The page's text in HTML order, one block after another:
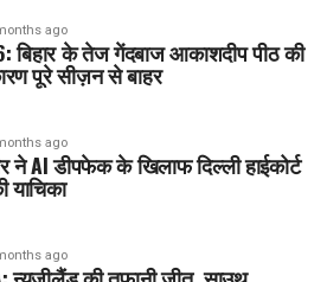
ago
बिहार के तेज गेंदबाज आकाशदीप पीठ की
पूरे सीज़न से बाहर
ago
ने AI डीपफेक के खिलाफ दिल्ली हाईकोर्ट
याचिका
ago